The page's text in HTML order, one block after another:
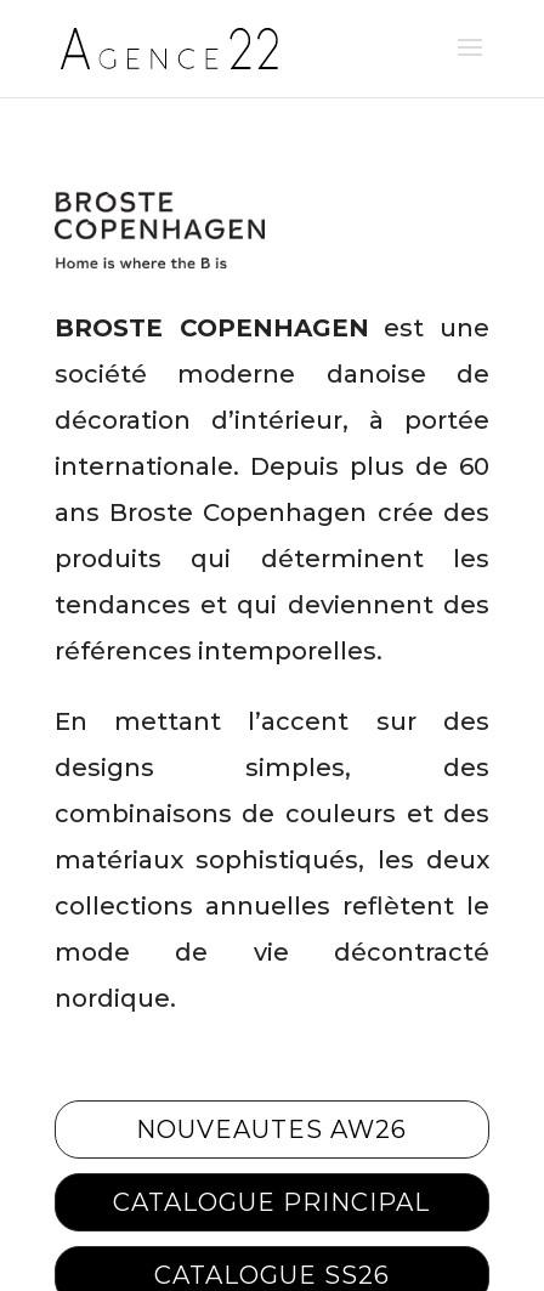
BROSTE COPENHAGEN est une
société moderne danoise de
décoration d’intérieur, à portée
internationale. Depuis plus de 60
ans Broste Copenhagen crée des
produits qui déterminent les
tendances et qui deviennent des
références intemporelles.
En mettant l’accent sur des
designs simples, des
combinaisons de couleurs et des
matériaux sophistiqués, les deux
collections annuelles reflètent le
mode de vie décontracté
nordique.
NOUVEAUTES AW26
CATALOGUE PRINCIPAL
CATALOGUE SS26